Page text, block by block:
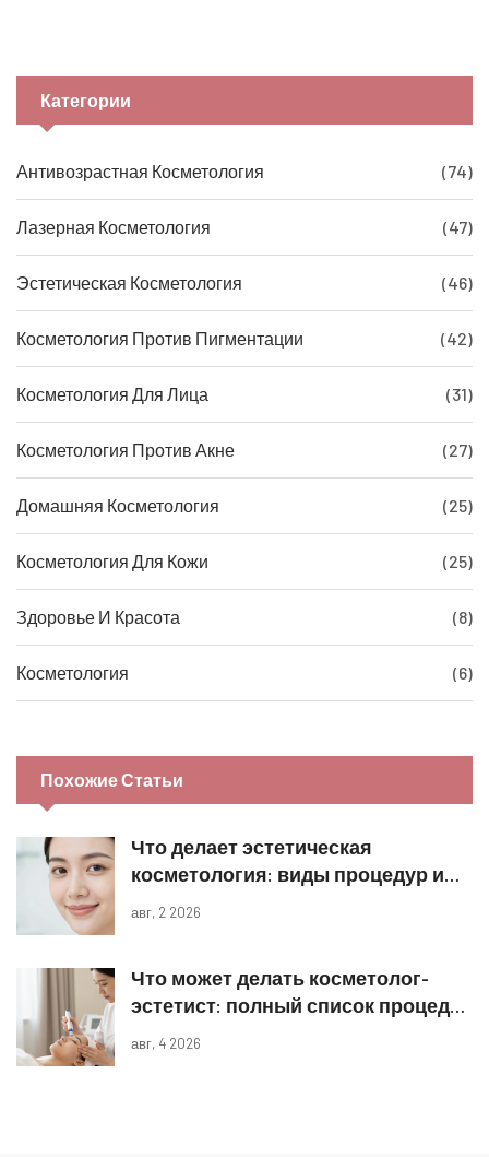
Категории
Антивозрастная Косметология (74)
Лазерная Косметология (47)
Эстетическая Косметология (46)
Косметология Против Пигментации (42)
Косметология Для Лица (31)
Косметология Против Акне (27)
Домашняя Косметология (25)
Косметология Для Кожи (25)
Здоровье И Красота (8)
Косметология (6)
Похожие Статьи
Что делает эстетическая
косметология: виды процедур и
реальные результаты
авг, 2 2026
Что может делать косметолог-
эстетист: полный список процедур
и границы компетенций
авг, 4 2026